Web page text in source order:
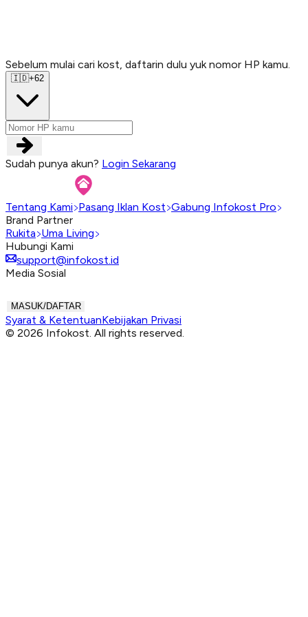
Sebelum mulai cari kost, daftarin dulu yuk nomor HP kamu.
🇮🇩+62
Sudah punya akun? Login Sekarang
Tentang Kami Pasang Iklan Kost Gabung Infokost Pro
Brand Partner
Rukita Uma Living
Hubungi Kami
support@infokost.id
Media Sosial
MASUK/DAFTAR
Syarat & KetentuanKebijakan Privasi
© 2026 Infokost. All rights reserved.